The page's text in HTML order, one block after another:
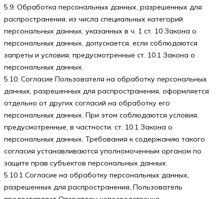
5.9. Обработка персональных данных, разрешенных для
распространения, из числа специальных категорий
персональных данных, указанных в ч. 1 ст. 10 Закона о
персональных данных, допускается, если соблюдаются
запреты и условия, предусмотренные ст. 10.1 Закона о
персональных данных.
5.10. Согласие Пользователя на обработку персональных
данных, разрешенных для распространения, оформляется
отдельно от других согласий на обработку его
персональных данных. При этом соблюдаются условия,
предусмотренные, в частности, ст. 10.1 Закона о
персональных данных. Требования к содержанию такого
согласия устанавливаются уполномоченным органом по
защите прав субъектов персональных данных.
5.10.1 Согласие на обработку персональных данных,
разрешенных для распространения, Пользователь